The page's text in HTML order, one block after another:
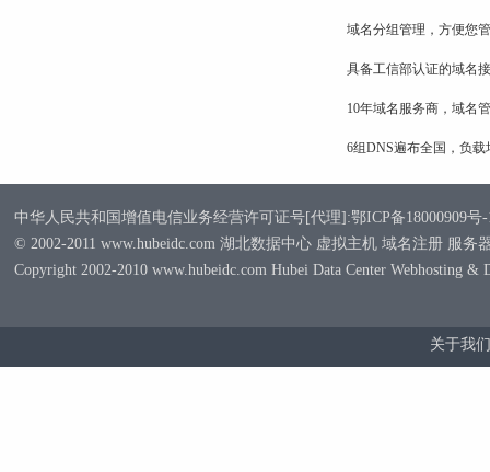
域名分组管理，方便您
具备工信部认证的域名
10年域名服务商，域名
6组DNS遍布全国，负
中华人民共和国增值电信业务经营许可证号[代理]:鄂ICP备18000909号-
© 2002-2011 www.hubeidc.com 湖北数据中心 虚拟主机 域名注册 服务
Copyright 2002-2010 www.hubeidc.com Hubei Data Center Webhosting &
关于我们